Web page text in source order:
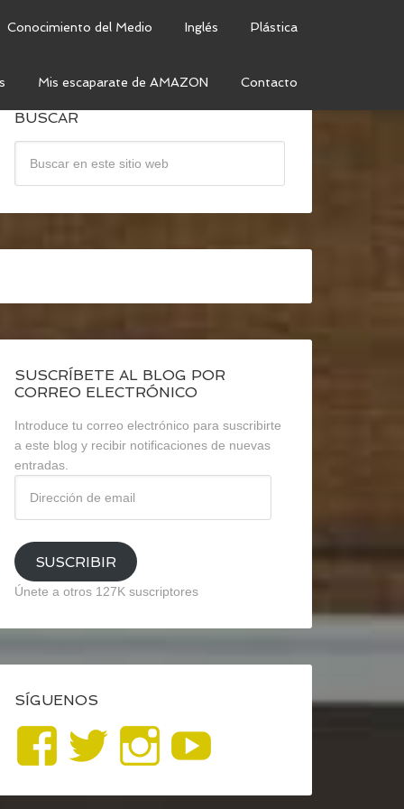
Conocimiento del Medio Inglés Plástica
Mis escaparate de AMAZON Contacto
BUSCAR
SUSCRÍBETE AL BLOG POR
CORREO ELECTRÓNICO
Introduce tu correo electrónico para suscribirte
a este blog y recibir notificaciones de nuevas
entradas.
email
SUSCRIBIR
Únete a otros 127K suscriptores
SÍGUENOS
Ver
perfil
Ver
perfil
Ver
perfil